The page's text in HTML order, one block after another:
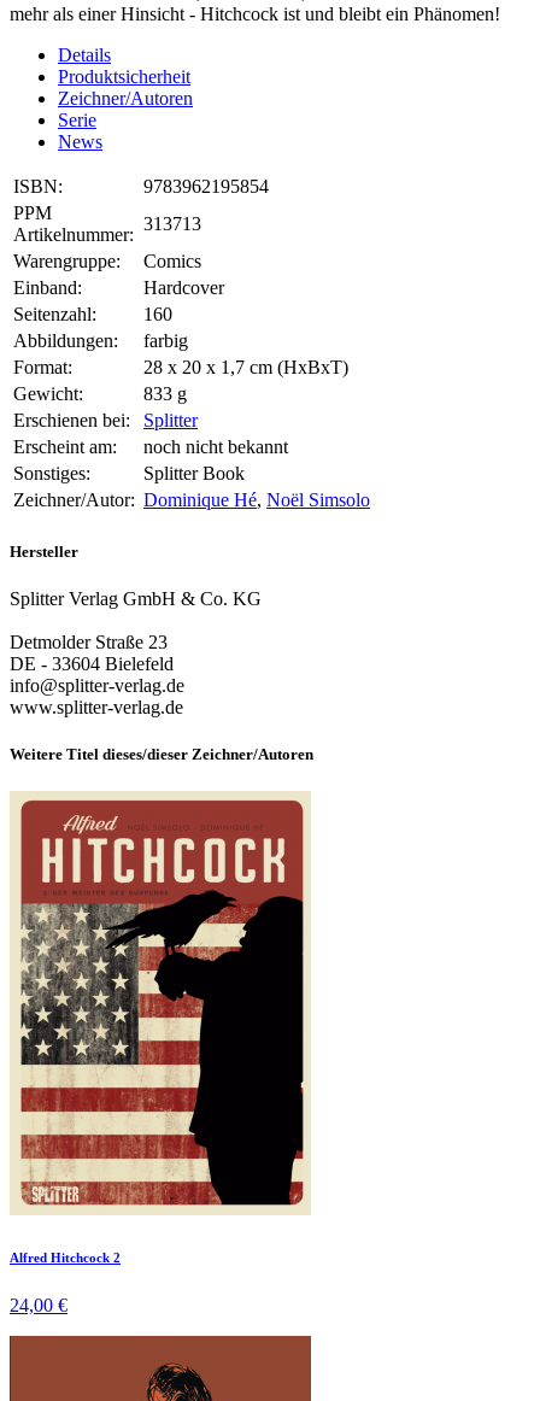
mehr als einer Hinsicht - Hitchcock ist und bleibt ein Phänomen!
Details
Produktsicherheit
Zeichner/Autoren
Serie
News
ISBN:
9783962195854
PPM
Artikelnummer:
313713
Warengruppe:
Comics
Einband:
Hardcover
Seitenzahl:
160
Abbildungen:
farbig
Format:
28 x 20 x 1,7 cm (HxBxT)
Gewicht:
833 g
Erschienen bei:
Splitter
Erscheint am:
noch nicht bekannt
Sonstiges:
Splitter Book
Zeichner/Autor: Dominique Hé, Noël Simsolo
Hersteller
Splitter Verlag GmbH & Co. KG
Detmolder Straße 23
DE - 33604 Bielefeld
info@splitter-verlag.de
www.splitter-verlag.de
Weitere Titel dieses/dieser Zeichner/Autoren
Alfred Hitchcock 2
24,00 €